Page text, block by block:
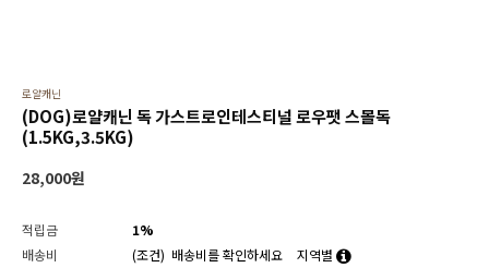
로얄캐닌
(DOG)로얄캐닌 독 가스트로인테스티널 로우팻 스몰독
(1.5KG,3.5KG)
28,000원
적립금
1%
배송비
(조건) 배송비를 확인하세요
지역별